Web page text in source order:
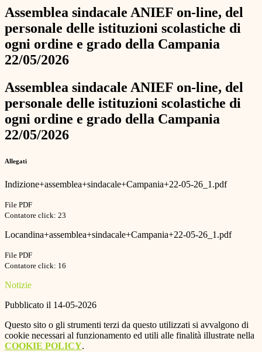
Assemblea sindacale ANIEF on-line, del
personale delle istituzioni scolastiche di
ogni ordine e grado della Campania
22/05/2026
Assemblea sindacale ANIEF on-line, del
personale delle istituzioni scolastiche di
ogni ordine e grado della Campania
22/05/2026
Allegati
Indizione+assemblea+sindacale+Campania+22-05-26_1.pdf
File PDF
Contatore click: 23
Locandina+assemblea+sindacale+Campania+22-05-26_1.pdf
File PDF
Contatore click: 16
Notizie
Pubblicato il 14-05-2026
Questo sito o gli strumenti terzi da questo utilizzati si avvalgono di
cookie necessari al funzionamento ed utili alle finalità illustrate nella
COOKIE POLICY.